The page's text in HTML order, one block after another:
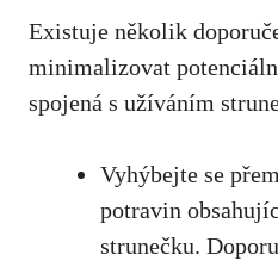
Existuje několik
minimalizovat
spojená s užíváním
Vyhýbejte se
potravin
strunečku.